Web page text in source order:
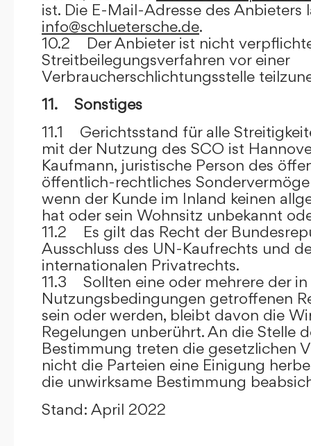
ist. Die E-Mail-Adresse des Anbieters
info@schluetersche.de.
10.2 Der Anbieter ist nicht
Streitbeilegungsverfahren vor einer
Verbraucherschlichtungsstelle
11. Sonstiges
11.1 Gerichtsstand für alle
mit der Nutzung des SCO ist
Kaufmann, juristische Person des
öffentlich-rechtliches
wenn der Kunde im Inland keinen
hat oder sein Wohnsitz unbekannt
11.2 Es gilt das Recht der
Ausschluss des UN-Kaufrechts und
internationalen Privatrechts.
11.3 Sollten eine oder mehrere der in
Nutzungsbedingungen getroffenen
sein oder werden, bleibt davon die
Regelungen unberührt. An die Stelle
Bestimmung treten die gesetzlichen
nicht die Parteien eine Einigung
die unwirksame Bestimmung
Stand: April 2022